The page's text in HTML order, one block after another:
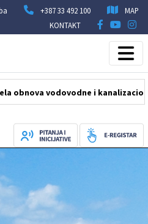
+387 33 492 100
MAP
KONTAKT
vodovodne i kanalizacione